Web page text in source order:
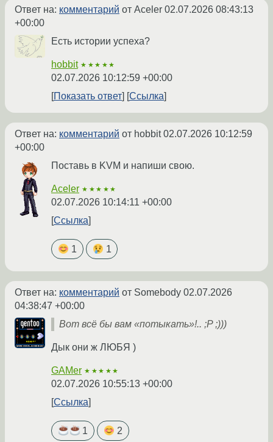
Ответ на: комментарий от Aceler 02.07.2026 08:43:13
+00:00
Есть истории успеха?
hobbit ★★★★★
02.07.2026 10:12:59 +00:00
Показать ответ
Ссылка
Ответ на: комментарий от hobbit02.07.2026 10:12:59
+00:00
Поставь в KVM и напиши свою.
Aceler ★★★★★
02.07.2026 10:14:11 +00:00
Ссылка
1 1
Ответ на: комментарий от Somebody 02.07.2026
04:38:47 +00:00
Вот всё бы вам «потыкать»!.. ;P ;)))
Дык они ж ЛЮБЯ )
GAMer ★★★★★
02.07.2026 10:55:13 +00:00
Ссылка
1 2